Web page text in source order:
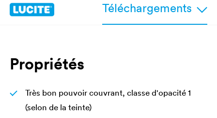
Téléchargements
Propriétés
Très bon pouvoir couvrant, classe d'opacité 1
(selon de la teinte)